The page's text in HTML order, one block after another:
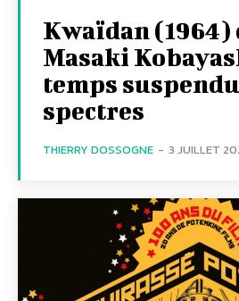
Kwaïdan (1964)
Masaki
temps
spectres
THIERRY DOSSOGNE - 3 JUILLET